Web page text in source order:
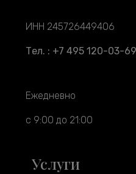
ИНН 245726449406
Тел. : +7 495 120-03-69
Ежедневно
с 9:00 до 21:00
Услуги